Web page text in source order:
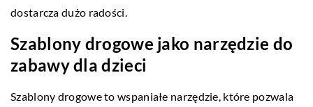
dostarcza dużo radości.
Szablony drogowe jako narzędzie do
zabawy dla dzieci
Szablony drogowe to wspaniałe narzędzie, które pozwala